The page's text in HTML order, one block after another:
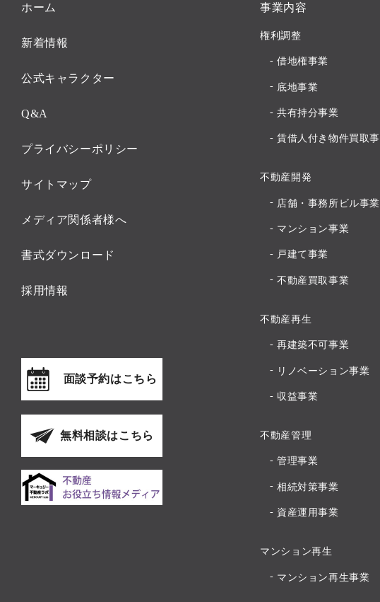
ホーム
新着情報
公式キャラクター
Q&A
プライバシーポリシー
サイトマップ
メディア関係者様へ
書式ダウンロード
採用情報
面談予約はこちら
無料相談はこちら
事業内容
権利調整
借地権事業
底地事業
共有持分事業
賃借人付き物件買取
不動産開発
店舗・事務所ビル事業
マンション事業
戸建て事業
不動産買取事業
不動産再生
再建築不可事業
リノベーション事業
収益事業
不動産管理
管理事業
相続対策事業
資産運用事業
マンション再生
マンション再生事業